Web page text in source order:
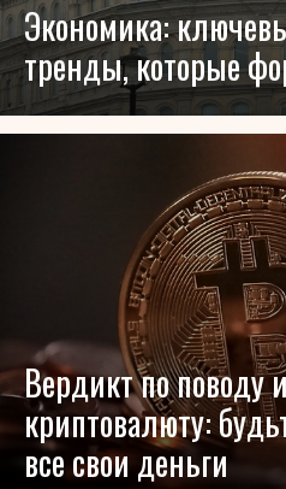
Экономика:
тренды, которые
Вердикт по поводу
криптовалюту:
все свои деньги